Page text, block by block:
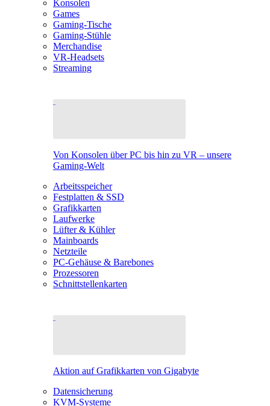
Konsolen
Games
Gaming-Tische
Gaming-Stühle
Merchandise
VR-Headsets
Streaming
Von Konsolen über PC bis hin zu VR – unsere
Gaming-Welt
Arbeitsspeicher
Festplatten & SSD
Grafikkarten
Laufwerke
Lüfter & Kühler
Mainboards
Netzteile
PC-Gehäuse & Barebones
Prozessoren
Schnittstellenkarten
Aktion auf Grafikkarten von Gigabyte
Datensicherung
KVM-Systeme